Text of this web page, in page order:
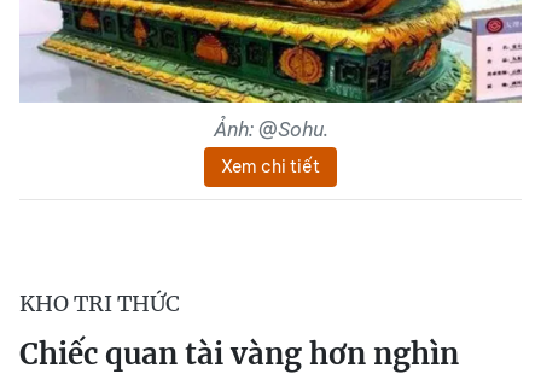
Ảnh: @Sohu.
Xem chi tiết
KHO TRI THỨC
Chiếc quan tài vàng hơn nghìn